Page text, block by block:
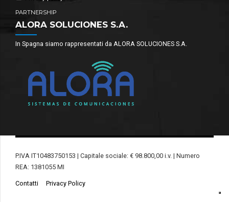
PARTNERSHIP
ALORA SOLUCIONES S.A.
In Spagna siamo rappresentati da ALORA SOLUCIONES S.A.
P.IVA IT10483750153 | Capitale sociale: € 98.800,00 i.v. | Numero
REA: 1381055 MI
Contatti Privacy Policy